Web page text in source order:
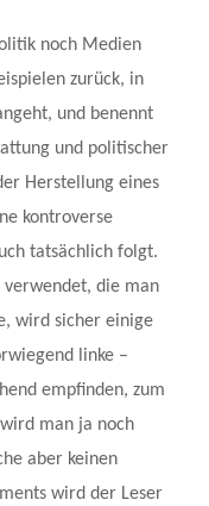
noch Medien
zurück, in
und benennt
und politischer
Herstellung eines
kontroverse
tatsächlich folgt.
verwendet, die man
wird sicher einige
linke –
empfinden, zum
man ja noch
aber keinen
wird der Leser